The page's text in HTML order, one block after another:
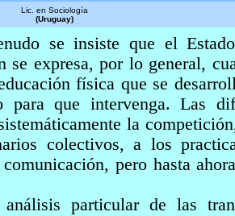
Lic. en Sociología
(Uruguay)
se insiste que el Estado
se expresa, por lo general,
física que se
para que intervenga. Las
la
colectivos, a los
pero hasta
particular de las